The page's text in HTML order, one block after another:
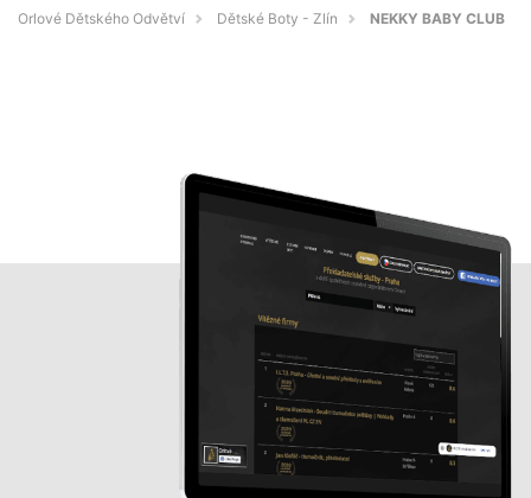
Orlové Dětského Odvětví Dětské Boty - Zlín NEKKY BABY CLUB